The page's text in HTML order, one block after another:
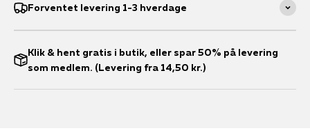
Forventet levering 1-3 hverdage
Klik & hent gratis i butik, eller spar 50% på levering
som medlem. (Levering fra 14,50 kr.)